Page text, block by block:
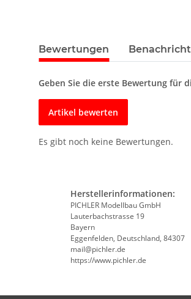
Bewertungen
Geben Sie die erste Bewertung für
Artikel bewerten
Es gibt noch keine Bewertungen.
Herstellerinformationen:
PICHLER Modellbau GmbH
Lauterbachstrasse 19
Bayern
Eggenfelden, Deutschland, 84307
mail@pichler.de
https://www.pichler.de